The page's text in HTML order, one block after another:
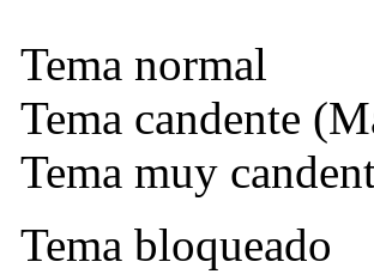
Tema normal
Tema candente
Tema muy
Tema bloqueado